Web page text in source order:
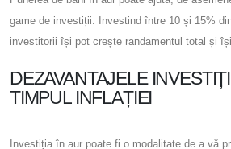
game de investiții. Investind între 10 și 15%
investitorii își pot crește randamentul total și își
DEZAVANTAJELE
TIMPUL INFLAȚIEI
Investiția în aur poate fi o modalitate de a vă